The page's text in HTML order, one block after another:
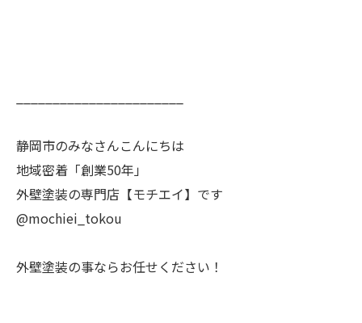
静岡市のみなさんこんにちは
地域密着「創業50年」
外壁塗装の専門店【モチエイ】です
@mochiei_tokou
外壁塗装の事ならお任せください！